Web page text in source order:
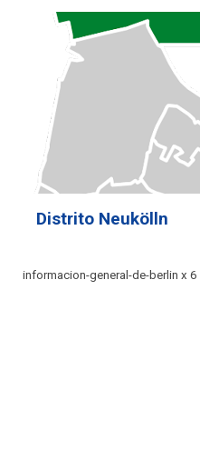
Distrito Neukölln
informacion-general-de-berlin x 6